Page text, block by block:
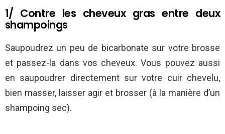
1/ Contre les cheveux gras entre deux
shampoings
Saupoudrez un peu de bicarbonate sur votre brosse
et passez-la dans vos cheveux. Vous pouvez aussi
en saupoudrer directement sur votre cuir chevelu,
bien masser, laisser agir et brosser (à la manière d’un
shampoing sec).